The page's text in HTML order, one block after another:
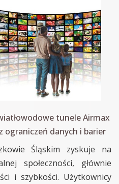
tunele Airmax
ograniczeń danych i barier
Śląskim zyskuje na
społeczności, głównie
i szybkości. Użytkownicy